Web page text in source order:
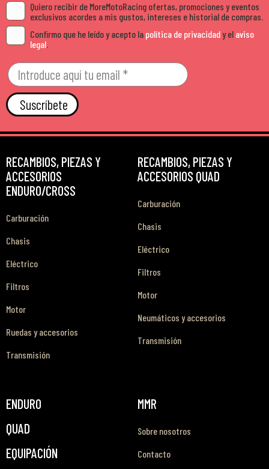
Quiero recibir de MoreMotoRacing ofertas, promociones y eventos
exclusivos acordes a mis gustos, intereses e historial de compras.
Confirmo que he leído y acepto la política de privacidady el aviso
legal.
Suscríbete
RECAMBIOS, PIEZAS Y
ACCESORIOS
ENDURO/CROSS
Carburación
Chasis
Eléctrico
Filtros
Motor
Ruedas y accesorios
Transmisión
RECAMBIOS, PIEZAS Y
ACCESORIOS QUAD
Carburación
Chasis
Eléctrico
Filtros
Motor
Neumáticos y accesorios
Transmisión
ENDURO
QUAD
EQUIPACIÓN
MMR
Sobre nosotros
Contacto